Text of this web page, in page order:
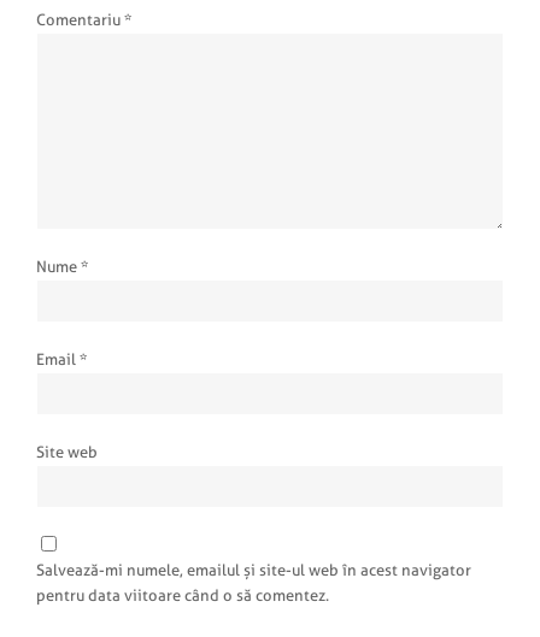
Comentariu *
Nume *
Email *
Site web
Salvează-mi numele, emailul și site-ul web în acest navigator
pentru data viitoare când o să comentez.